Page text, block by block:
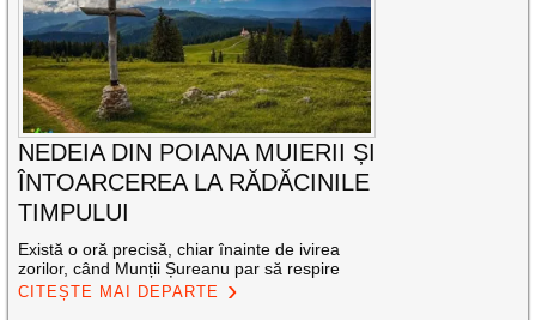
NEDEIA DIN POIANA MUIERII ȘI
ÎNTOARCEREA LA RĂDĂCINILE
TIMPULUI
Există o oră precisă, chiar înainte de ivirea
zorilor, când Munții Șureanu par să respire
CITEȘTE MAI DEPARTE